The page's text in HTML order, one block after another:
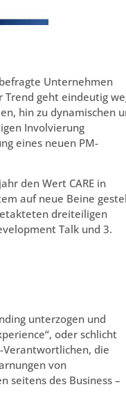
Unternehmen
geht eindeutig
hin zu dynamischen
Involvierung
eines neuen PM-
den Wert CARE in
auf neue Beine
dreiteiligen
Talk und 3.
unterzogen und
oder schlicht
Verantwortlichen, die
von
seitens des Business –